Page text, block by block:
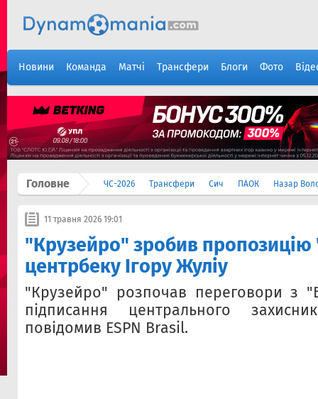
Новини Команда Матчі Трансфери Блоги Фото
Головне ЧС-2026 Трансфери Сич ПАОК Назар
11 травня 2026 19:01
"Крузейро" зробив
центрбеку Ігору Жуліу
"Крузейро" розпочав переговори з
підписання центрального
повідомив ESPN Brasil.